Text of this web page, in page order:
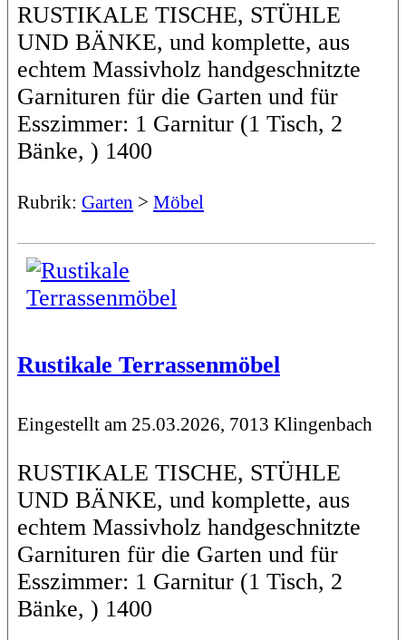
RUSTIKALE TISCHE, STÜHLE
UND BÄNKE, und komplette, aus
echtem Massivholz handgeschnitzte
Garnituren für die Garten und für
Esszimmer: 1 Garnitur (1 Tisch, 2
Bänke, ) 1400
Rubrik: Garten > Möbel
Rustikale Terrassenmöbel
Eingestellt am 25.03.2026, 7013 Klingenbach
RUSTIKALE TISCHE, STÜHLE
UND BÄNKE, und komplette, aus
echtem Massivholz handgeschnitzte
Garnituren für die Garten und für
Esszimmer: 1 Garnitur (1 Tisch, 2
Bänke, ) 1400